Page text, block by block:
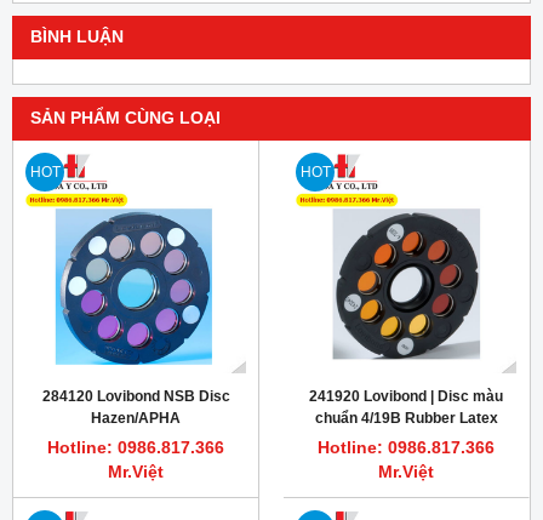
BÌNH LUẬN
SẢN PHẨM CÙNG LOẠI
HOT
284120 Lovibond NSB Disc
Hazen/APHA
Hotline: 0986.817.366
Mr.Việt
HOT
241920 Lovibond | Disc màu
chuẩn 4/19B Rubber Latex
Hotline: 0986.817.366
Mr.Việt